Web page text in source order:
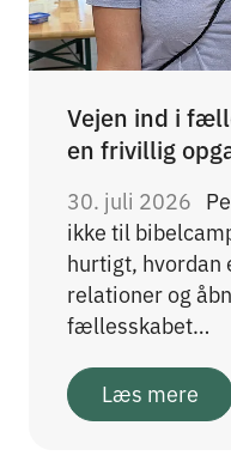
Vejen ind i
en frivillig
30. juli 2026
ikke til
hurtigt, hvordan
relationer og
fællesskabet…
Læs mere